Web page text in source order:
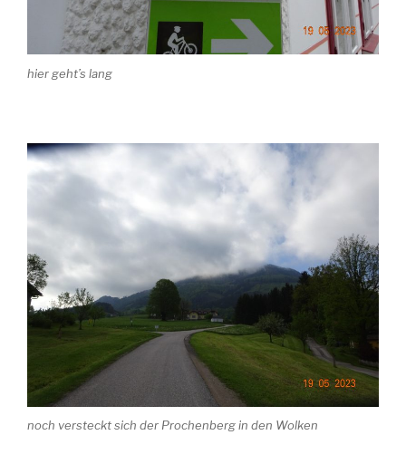
hier geht’s lang
noch versteckt sich der Prochenberg in den Wolken